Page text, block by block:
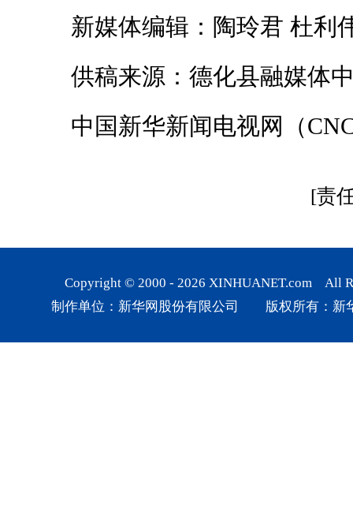
新媒体编辑：陶玲君 杜利
供稿来源：德化县融媒体
中国新华新闻电视网（
[责
Copyright © 2000 - 2026 XINHUANET.com All
制作单位：新华网股份有限公司 版权所有：新